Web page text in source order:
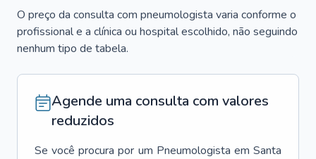
O preço da consulta com pneumologista varia conforme o
profissional e a clínica ou hospital escolhido, não seguindo
nenhum tipo de tabela.
Agende uma consulta com valores
reduzidos
Se você procura por um Pneumologista em Santa